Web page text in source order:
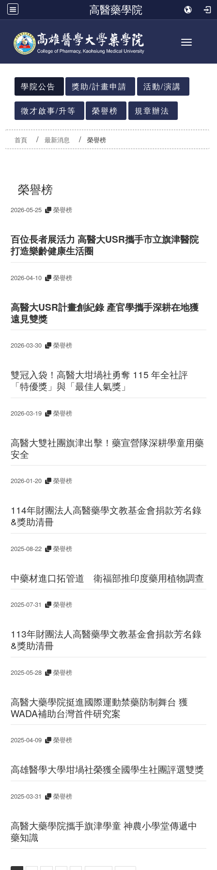
高醫藥學院
Toggle
:::
學院公告
獎助/計畫申請 活動/演講
徵才啟事/升等 榮譽榜 規章辦法
首頁 最新消息 榮譽榜
榮譽榜
2026-05-25 榮譽榜
百位長者展活力 高醫大USR攜手市立旗津醫院
打造樂齡健康生活圈
2026-04-10 榮譽榜
高醫大USR計畫創紀錄 產官學攜手深耕在地獲
遠見雙獎
2026-03-30 榮譽榜
雙冠入袋！高醫大坩堝社勇奪 115 年全社評
「特優獎」與「最佳人氣獎」
2026-03-19 榮譽榜
高醫大雙社團旗津出擊！藥宣營隊深耕學童用藥
安全
2026-01-20 榮譽榜
114年財團法人高醫藥學文教基金會捐款芳名錄
&獎助清冊
2025-08-22 榮譽榜
中藥材進口拓管道 衛福部推印度藥用植物調查
2025-07-31 榮譽榜
113年財團法人高醫藥學文教基金會捐款芳名錄
&獎助清冊
2025-05-28 榮譽榜
高醫大藥學院挺進國際運動禁藥防制舞台 獲
WADA補助台灣首件研究案
2025-04-09 榮譽榜
高雄醫學大學坩堝社榮獲全國學生社團評選雙獎
2025-03-31 榮譽榜
高醫大藥學院攜手旗津學童 神農小學堂傳遞中
藥知識